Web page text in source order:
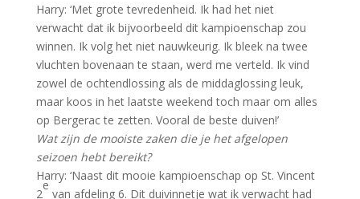
Harry: ‘Met grote tevredenheid. Ik had het niet
verwacht dat ik bijvoorbeeld dit kampioenschap zou
winnen. Ik volg het niet nauwkeurig. Ik bleek na twee
vluchten bovenaan te staan, werd me verteld. Ik vind
zowel de ochtendlossing als de middaglossing leuk,
maar koos in het laatste weekend toch maar om alles
op Bergerac te zetten. Vooral de beste duiven!’
Wat zijn de mooiste zaken die je het afgelopen
seizoen hebt bereikt?
Harry: ‘Naast dit mooie kampioenschap op St. Vincent
2
e
van afdeling 6. Dit duivinnetje wat ik verwacht had